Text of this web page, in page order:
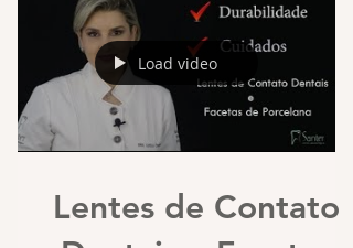
Load video